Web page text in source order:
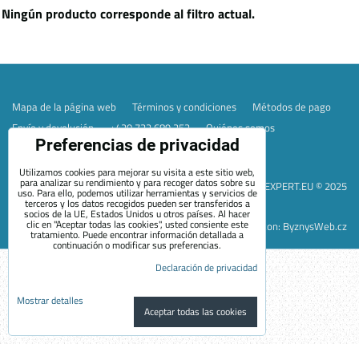
Mapa de la página web Términos y condiciones
Métodos de pago
Envío y devolución
+420 722 689 252
Quiénes somos
Contacto
Blog
Preferencias de privacidad
Declaración de privacidad
EVEXPERT.EU © 2025
Sitio web creado con: ByznysWeb.cz
Preferencias de privacidad
Utilizamos cookies para mejorar su visita a este sitio web,
para analizar su rendimiento y para recoger datos sobre su
uso. Para ello, podemos utilizar herramientas y servicios de
terceros y los datos recogidos pueden ser transferidos a
socios de la UE, Estados Unidos u otros países. Al hacer
clic en "Aceptar todas las cookies", usted consiente este
tratamiento. Puede encontrar información detallada a
continuación o modificar sus preferencias.
Declaración de privacidad
Mostrar detalles
Aceptar todas las cookies